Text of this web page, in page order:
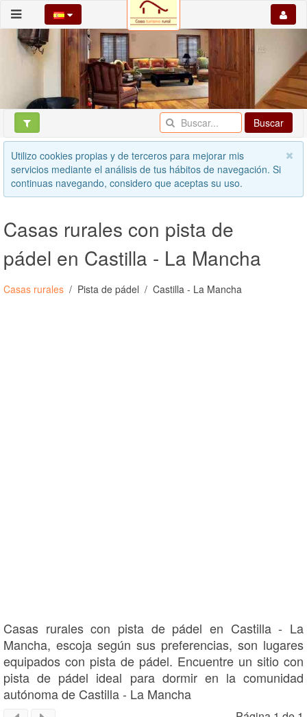
Buscar
Utilizo cookies propias y de terceros para mejorar mis
servicios mediante el análisis de tus hábitos de navegación. Si
continuas navegando, considero que aceptas su uso.
Casas rurales con pista de
pádel en Castilla - La Mancha
Casas rurales Pista de pádel Castilla - La Mancha
Casas rurales con pista de pádel en Castilla - La
Mancha, escoja según sus preferencias, son lugares
equipados con pista de pádel. Encuentre un sitio con
pista de pádel ideal para dormir en la comunidad
autónoma de Castilla - La Mancha